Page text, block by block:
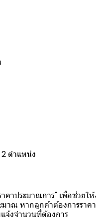
2 ตำแหน่ง
คาประมาณการ" เพื่อช่วยใ
มาณ หากลูกค้าต้องการรา
จ้งจำนวนที่ต้องการ